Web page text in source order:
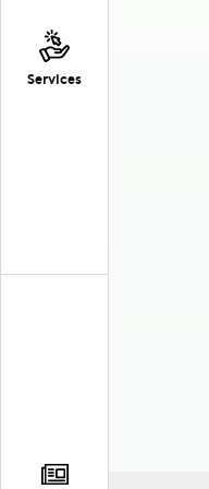
Services